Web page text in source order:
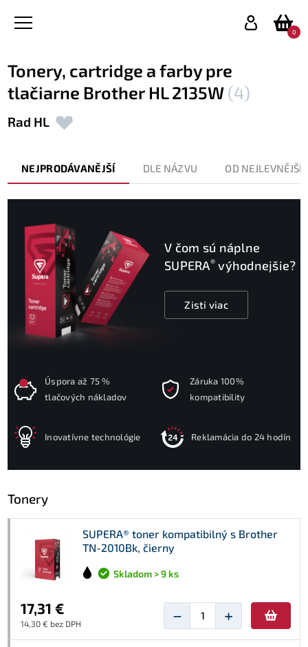
0
Tonery, cartridge a farby pre
tlačiarne Brother HL 2135W (4)
Rad HL
NEJPRODÁVANĚJŠÍ DLE NÁZVU OD
V čom sú náplne
SUPERA® výhodnejšie?
Zisti viac
Úspora až 75 %
tlačových nákladov
Záruka 100%
kompatibility
Inovatívne technológie Reklamácia do 24 hodín
Tonery
SUPERA® toner kompatibilný s Brother
TN-2010Bk, čierny
Skladom > 9 ks
17,31 €
14,30 € bez DPH − +